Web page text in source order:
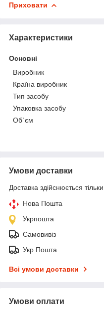
Приховати
Характеристики
Основні
Виробник
Країна виробник
Тип засобу
Упаковка засобу
Об`єм
Умови доставки
Доставка здійснюється
Нова Пошта
Укрпошта
Самовивіз
Укр Пошта
Всі умови доставки
Умови оплати